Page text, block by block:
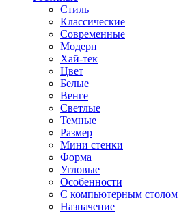
Стиль
Классические
Современные
Модерн
Хай-тек
Цвет
Белые
Венге
Светлые
Темные
Размер
Мини стенки
Форма
Угловые
Особенности
С компьютерным столом
Назначение